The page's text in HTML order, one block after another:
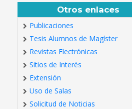
Otros enlaces
Publicaciones
Tesis Alumnos de Magíster
Revistas Electrónicas
Sitios de Interés
Extensión
Uso de Salas
Solicitud de Noticias